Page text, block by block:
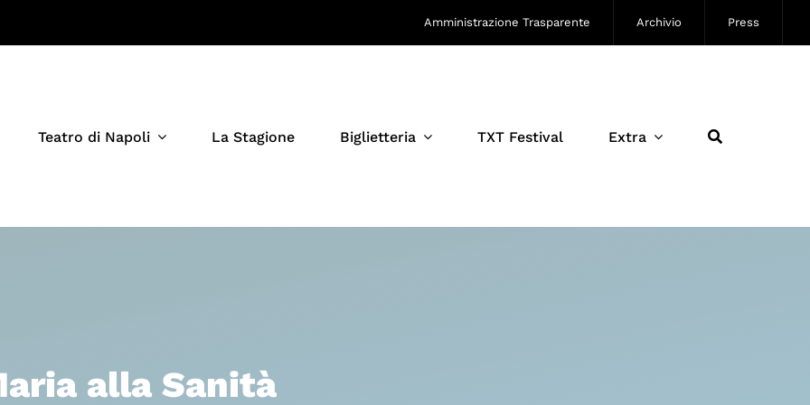
Amministrazione Trasparente Archivio Press
Teatro di Napoli La Stagione Biglietteria TXT Festival Extra
alla Sanità